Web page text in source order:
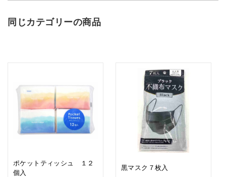
同じカテゴリーの商品
ポケットティッシュ １２
個入
黒マスク７枚入